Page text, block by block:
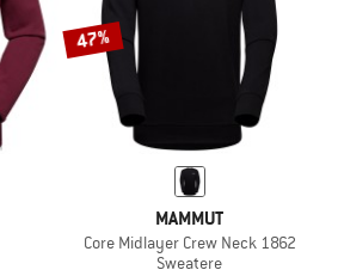
47%
MAMMUT
Core Midlayer Crew Neck 1862
Sweatere